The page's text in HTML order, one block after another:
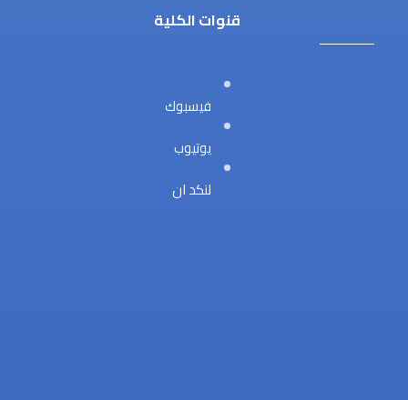
قنوات الكلية
فيسبوك
يوتيوب
لنكد ان